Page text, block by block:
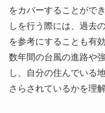
をカバーすることがで
しを行う際には、過去
を参考にすることも有
数年間の台風の進路や
し、自分の住んでいる
さらされているかを理